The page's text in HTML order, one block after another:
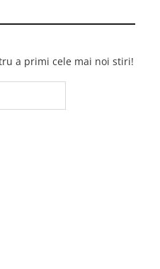
a primi cele mai noi stiri!